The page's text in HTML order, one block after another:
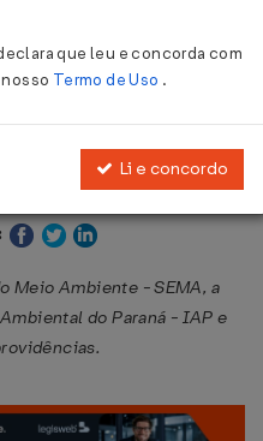
07/1992
PR em 27 jul 1992
Meio Ambiente - SEMA, a
do Paraná - IAP e
que leu e concorda com
nosso Termo de Uso .
Li e concordo